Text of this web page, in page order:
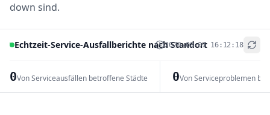
down sind.
Echtzeit-Service-Ausfallberichte nach Standort
2026-08-07 16:12:18
0Von Serviceausfällen betroffene Städte 0Von Serviceproblemen
+